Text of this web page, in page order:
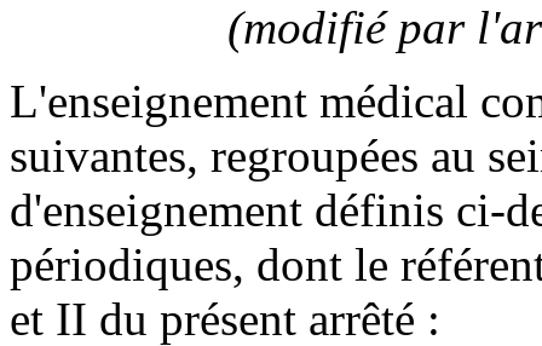
(modifié par
L'enseignement médical
suivantes, regroupées au
d'enseignement définis ci-
périodiques, dont le
et II du présent arrêté :